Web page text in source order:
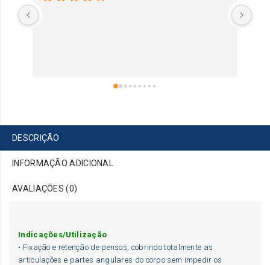
DESCRIÇÃO
INFORMAÇÃO ADICIONAL
AVALIAÇÕES (0)
Indicações/Utilização
• Fixação e retenção de pensos, cobrindo totalmente as
articulações e partes angulares do corpo sem impedir os